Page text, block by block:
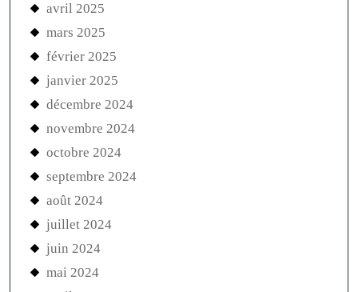
avril 2025
mars 2025
février 2025
janvier 2025
décembre 2024
novembre 2024
octobre 2024
septembre 2024
août 2024
juillet 2024
juin 2024
mai 2024